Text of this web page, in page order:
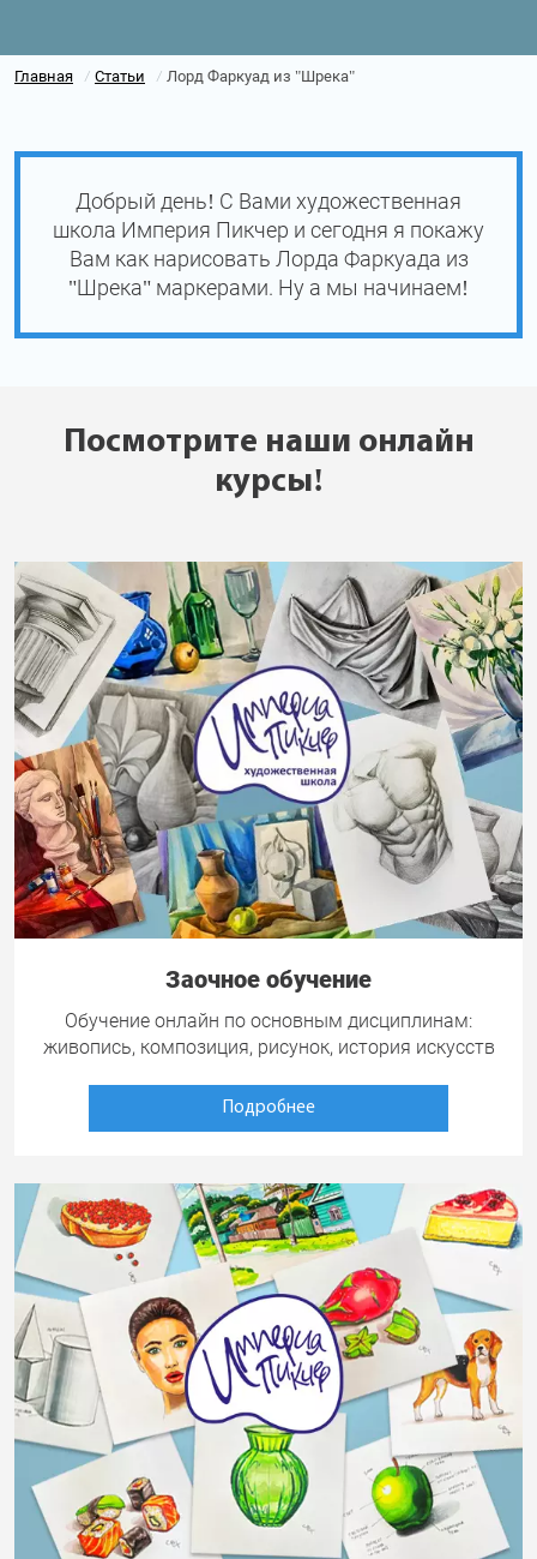
Главная / Статьи / Лорд Фаркуад из "Шрека"
Добрый день! С Вами художественная
школа Империя Пикчер и сегодня я покажу
Вам как нарисовать Лорда Фаркуада из
"Шрека" маркерами. Ну а мы начинаем!
Посмотрите наши онлайн
курсы!
Заочное обучение
Обучение онлайн по основным дисциплинам:
живопись, композиция, рисунок, история искусств
Подробнее